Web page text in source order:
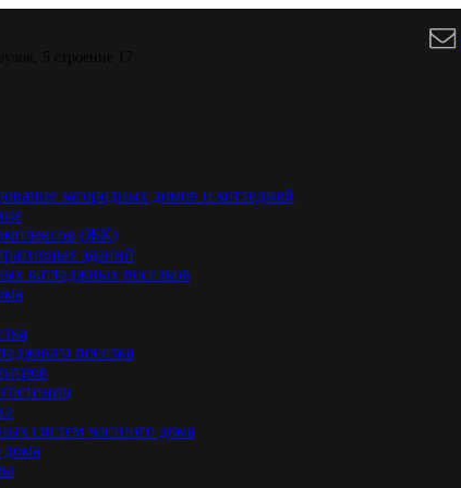
5 строение 17
загородных домов и коттеджей
(ЖК)
зданий
коттеджных поселков
поселка
систем частного дома
дома